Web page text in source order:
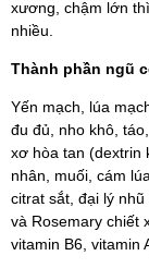
xương, chậm lớn
nhiều.
Thành phần ngũ
Yến mạch, lúa
đu đủ, nho khô,
xơ hòa tan (dextrin
nhân, muối, cám
citrat sắt, đại lý
và Rosemary chiết
vitamin B6, vitamin